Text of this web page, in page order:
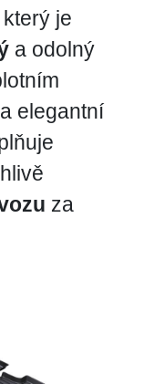
je
a odolný
elegantní
za